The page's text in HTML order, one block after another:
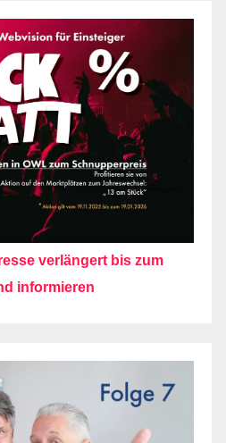
verlängert bis zum
informieren